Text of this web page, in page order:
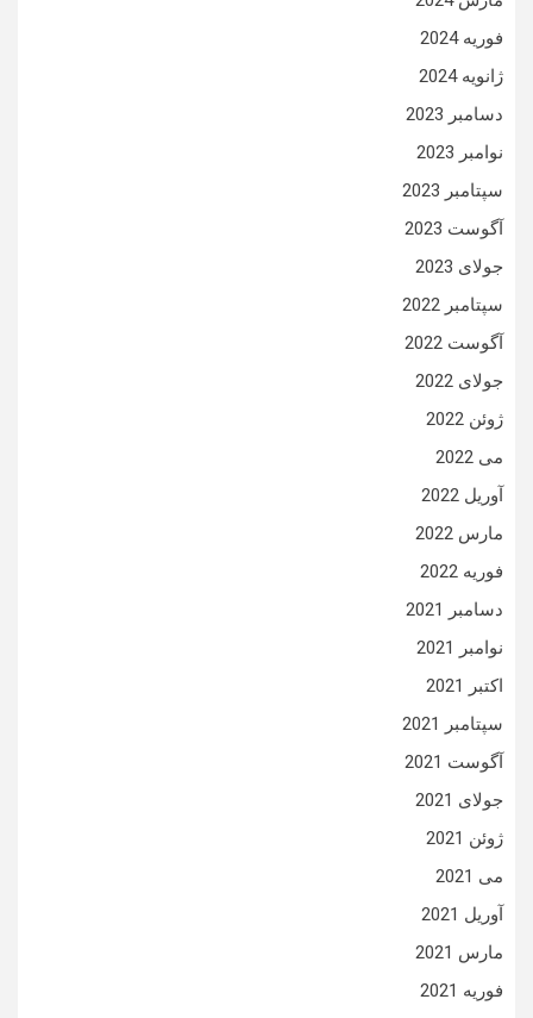
فوریه 2024
ژانویه 2024
دسامبر 2023
نوامبر 2023
سپتامبر 2023
آگوست 2023
جولای 2023
سپتامبر 2022
آگوست 2022
جولای 2022
ژوئن 2022
می 2022
آوریل 2022
مارس 2022
فوریه 2022
دسامبر 2021
نوامبر 2021
اکتبر 2021
سپتامبر 2021
آگوست 2021
جولای 2021
ژوئن 2021
می 2021
آوریل 2021
مارس 2021
فوریه 2021